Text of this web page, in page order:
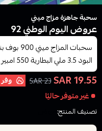
سحبة جاهزة مزاج ميني
عروض اليوم الوطني 92
البود 3.5 ملي البطارية 550 امبير غير قابل للشحن ...
19.55 SAR
23 SAR وفر
غير متوفر حاليًا
تصنيف المنتج: